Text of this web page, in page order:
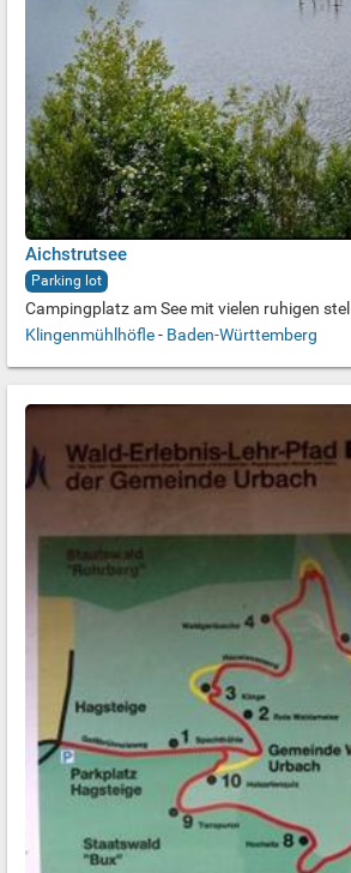
Aichstrutsee
Parking lot
Campingplatz am See mit vielen ruhigen
Klingenmühlhöfle- Baden-Württemberg